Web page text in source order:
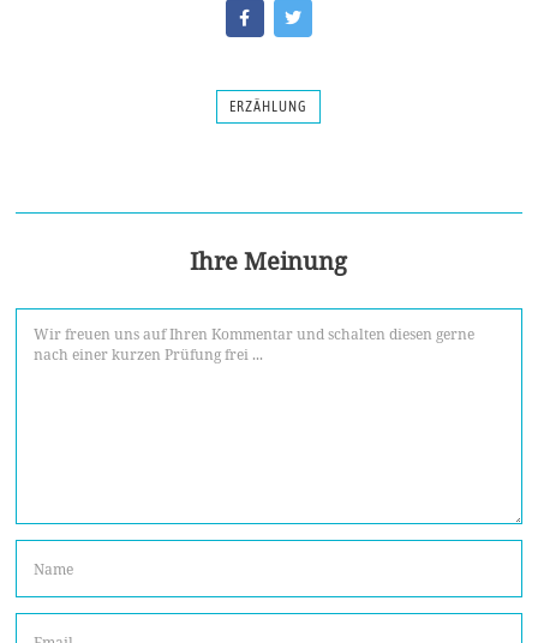
ERZÄHLUNG
Ihre Meinung